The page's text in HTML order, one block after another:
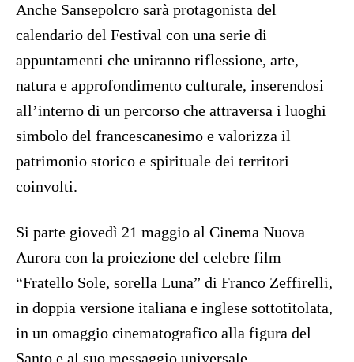
Anche Sansepolcro sarà protagonista del
calendario del Festival con una serie di
appuntamenti che uniranno riflessione, arte,
natura e approfondimento culturale, inserendosi
all’interno di un percorso che attraversa i luoghi
simbolo del francescanesimo e valorizza il
patrimonio storico e spirituale dei territori
coinvolti.
Si parte giovedì 21 maggio al Cinema Nuova
Aurora con la proiezione del celebre film
“Fratello Sole, sorella Luna” di Franco Zeffirelli,
in doppia versione italiana e inglese sottotitolata,
in un omaggio cinematografico alla figura del
Santo e al suo messaggio universale.